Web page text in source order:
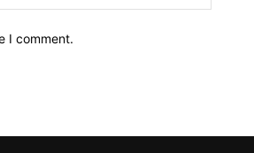
I comment.